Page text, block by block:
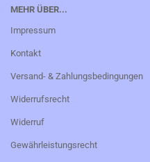
MEHR ÜBER...
Impressum
Kontakt
Versand- & Zahlungsbedingungen
Widerrufsrecht
Widerruf
Gewährleistungsrecht